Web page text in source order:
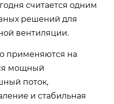
считается одним
решений для
вентиляции.
применяются на
мощный
поток,
и стабильная